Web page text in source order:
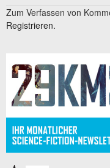
Zum Verfassen von
Registrieren.